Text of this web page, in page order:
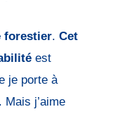
forestier. Cet
est
je porte à
Mais j’aime